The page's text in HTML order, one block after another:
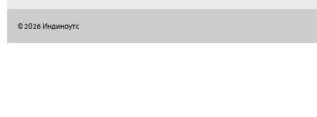
© 2026 Индиноутс